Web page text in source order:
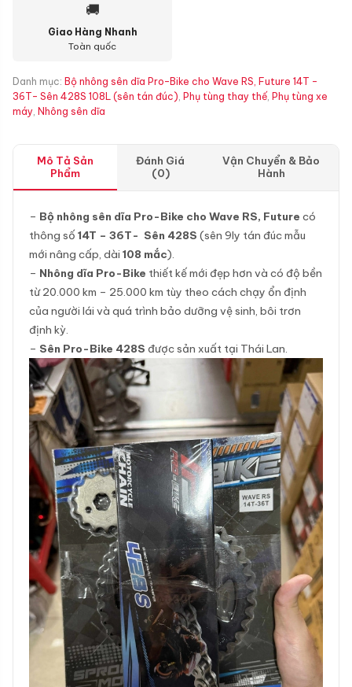
🚚
Giao Hàng Nhanh
Toàn quốc
Danh mục: Bộ nhông sên dĩa Pro-Bike cho Wave RS, Future 14T -
36T- Sên 428S 108L (sên tán đúc), Phụ tùng thay thế, Phụ tùng xe
máy, Nhông sên dĩa
Mô Tả Sản
Phẩm
Đánh Giá
(0)
Vận Chuyển & Bảo
Hành
– Bộ nhông sên dĩa Pro-Bike cho Wave RS, Future có
thông số 14T – 36T- Sên 428S (sên 9ly tán đúc mẫu
mới nâng cấp, dài 108 mắc).
– Nhông dĩa Pro-Bike thiết kế mới đẹp hơn và có độ bền
từ 20.000 km – 25.000 km tùy theo cách chạy ổn định
của người lái và quá trình bảo dưỡng vệ sinh, bôi trơn
định kỳ.
– Sên Pro-Bike 428S được sản xuất tại Thái Lan.